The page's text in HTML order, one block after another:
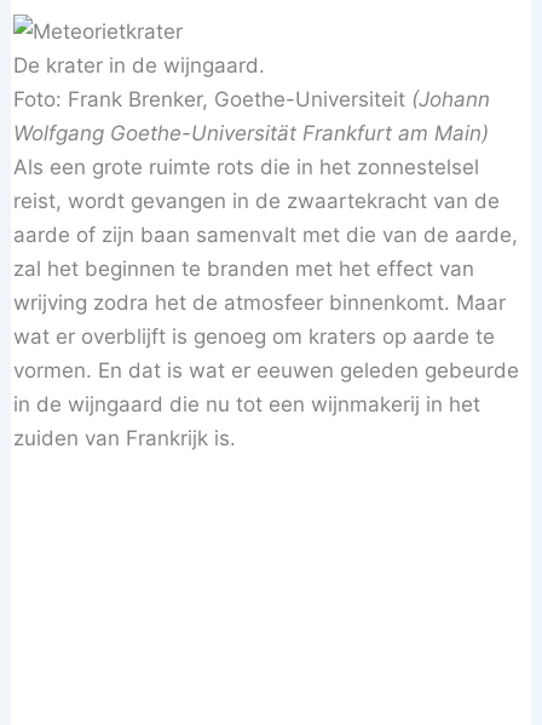
De krater in de wijngaard.
Foto: Frank Brenker, Goethe-Universiteit (Johann
Wolfgang Goethe-Universität Frankfurt am Main)
Als een grote ruimte rots die in het zonnestelsel
reist, wordt gevangen in de zwaartekracht van de
aarde of zijn baan samenvalt met die van de aarde,
zal het beginnen te branden met het effect van
wrijving zodra het de atmosfeer binnenkomt. Maar
wat er overblijft is genoeg om kraters op aarde te
vormen. En dat is wat er eeuwen geleden gebeurde
in de wijngaard die nu tot een wijnmakerij in het
zuiden van Frankrijk is.